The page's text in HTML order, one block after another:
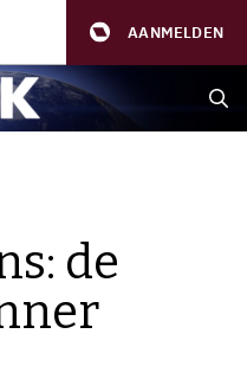
AANMELDEN
de